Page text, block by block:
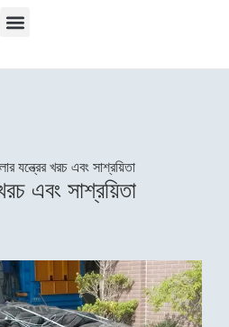
যন্ত্রের খরচ এবং সাশ্রয়িতা
এবং সাশ্রয়িতা